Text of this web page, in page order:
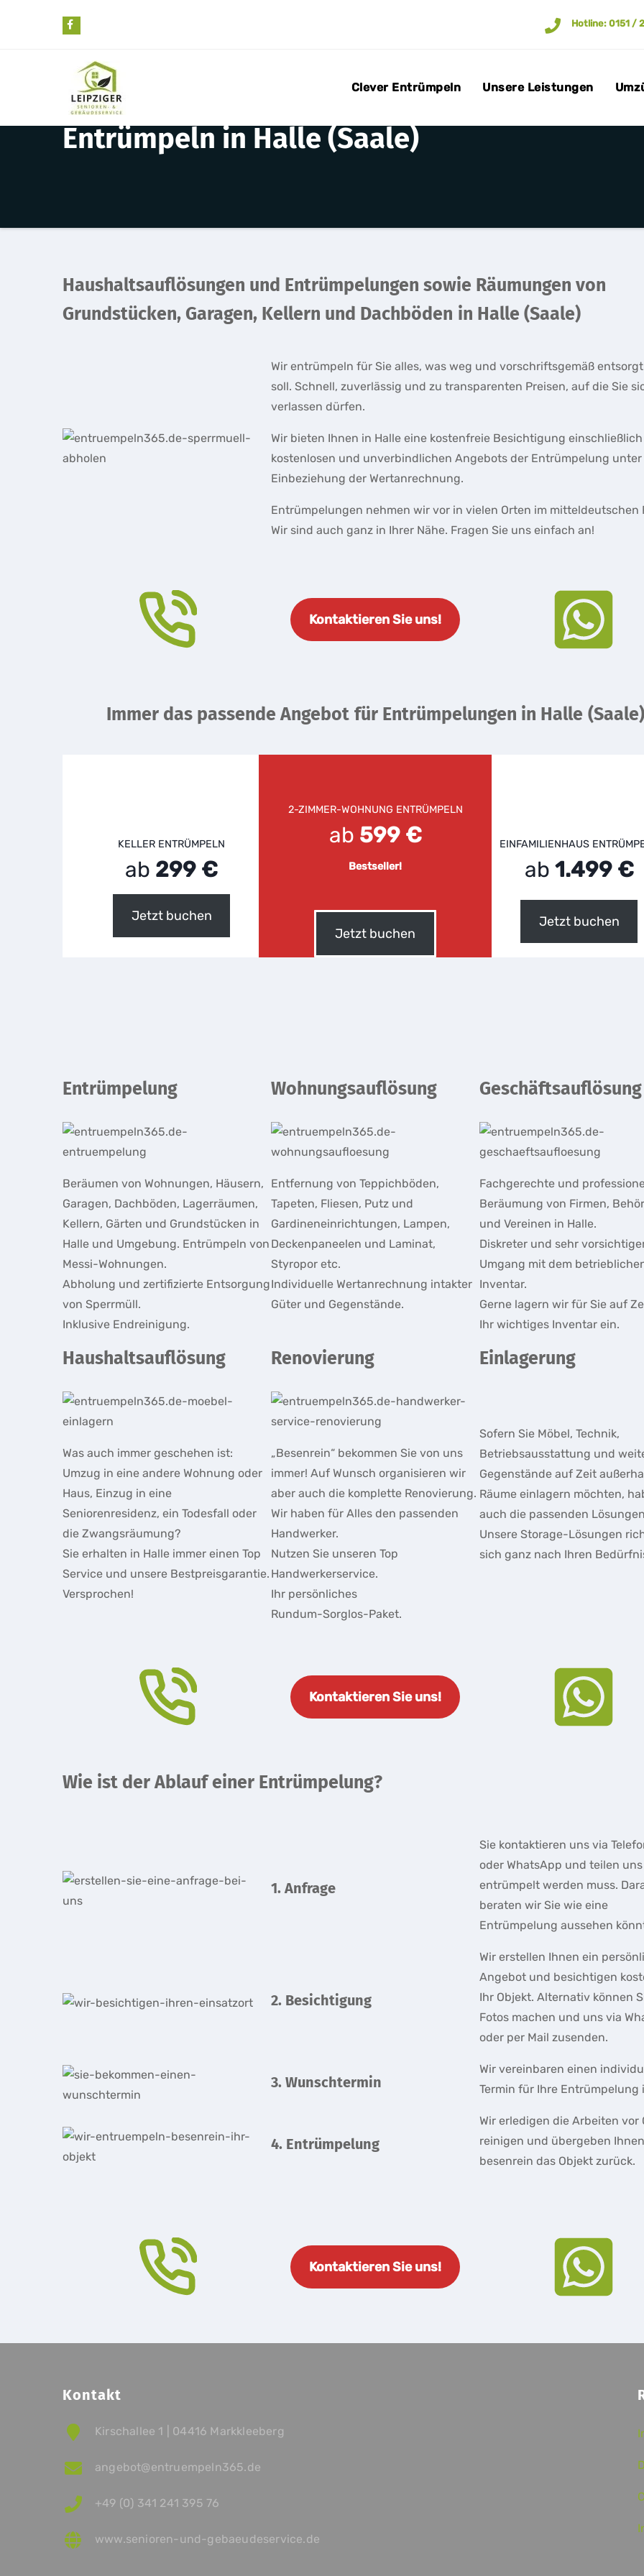
Hotline: 0151 /
Clever Entrümpeln Unsere Leistungen
Entrümpeln in Halle (Saale)
Haushaltsauflösungen und Entrümpelungen sowie Räumungen von
Grundstücken, Garagen, Kellern und Dachböden in Halle (Saale)
Wir entrümpeln für Sie alles, was weg und vorschriftsgemäß
soll. Schnell, zuverlässig und zu transparenten Preisen, auf die Sie
verlassen dürfen.
Wir bieten Ihnen in Halle eine kostenfreie Besichtigung
kostenlosen und unverbindlichen Angebots der Entrümpelung unter
Einbeziehung der Wertanrechnung.
Entrümpelungen nehmen wir vor in vielen Orten im mitteldeutschen
Wir sind auch ganz in Ihrer Nähe. Fragen Sie uns einfach an!
Kontaktieren Sie uns!
Immer das passende Angebot für Entrümpelungen in Halle (Saale)
KELLER ENTRÜMPELN
ab 299 €
Jetzt buchen
2-ZIMMER-WOHNUNG ENTRÜMPELN
ab 599 €
Bestseller!
Jetzt buchen
EINFAMILIENHAUS
ab 1.499 €
Jetzt buchen
Entrümpelung
Beräumen von Wohnungen, Häusern,
Garagen, Dachböden, Lagerräumen,
Kellern, Gärten und Grundstücken in
Halle und Umgebung. Entrümpeln von
Messi-Wohnungen.
Abholung und zertifizierte Entsorgung
von Sperrmüll.
Inklusive Endreinigung.
Wohnungsauflösung
Entfernung von Teppichböden,
Tapeten, Fliesen, Putz und
Gardineneinrichtungen, Lampen,
Deckenpaneelen und Laminat,
Styropor etc.
Individuelle Wertanrechnung intakter
Güter und Gegenstände.
Geschäftsauflösung
Fachgerechte und
Beräumung von Firmen,
und Vereinen in Halle.
Diskreter und sehr
Umgang mit dem
Inventar.
Gerne lagern wir für Sie auf
Ihr wichtiges Inventar ein.
Haushaltsauflösung
Was auch immer geschehen ist:
Umzug in eine andere Wohnung oder
Haus, Einzug in eine
Seniorenresidenz, ein Todesfall oder
die Zwangsräumung?
Sie erhalten in Halle immer einen Top
Service und unsere Bestpreisgarantie.
Versprochen!
Renovierung
„Besenrein“ bekommen Sie von uns
immer! Auf Wunsch organisieren wir
aber auch die komplette Renovierung.
Wir haben für Alles den passenden
Handwerker.
Nutzen Sie unseren Top
Handwerkerservice.
Ihr persönliches
Rundum-Sorglos-Paket.
Einlagerung
Sofern Sie Möbel, Technik,
Betriebsausstattung und
Gegenstände auf Zeit
Räume einlagern möchten,
auch die passenden
Unsere Storage-Lösungen
sich ganz nach Ihren
Kontaktieren Sie uns!
Wie ist der Ablauf einer Entrümpelung?
1. Anfrage
Sie kontaktieren uns via
oder WhatsApp und teilen
entrümpelt werden muss.
beraten wir Sie wie eine
Entrümpelung aussehen
2. Besichtigung
Wir erstellen Ihnen ein
Angebot und besichtigen
Ihr Objekt. Alternativ können
Fotos machen und uns via
oder per Mail zusenden.
3. Wunschtermin
Wir vereinbaren einen
Termin für Ihre Entrümpelung
4. Entrümpelung
Wir erledigen die Arbeiten vor
reinigen und übergeben Ihnen
besenrein das Objekt zurück.
Kontaktieren Sie uns!
Kontakt
Kirschallee 1 | 04416 Markkleeberg
angebot@entruempeln365.de
+49 (0) 341 241 395 76
www.senioren-und-gebaeudeservice.de